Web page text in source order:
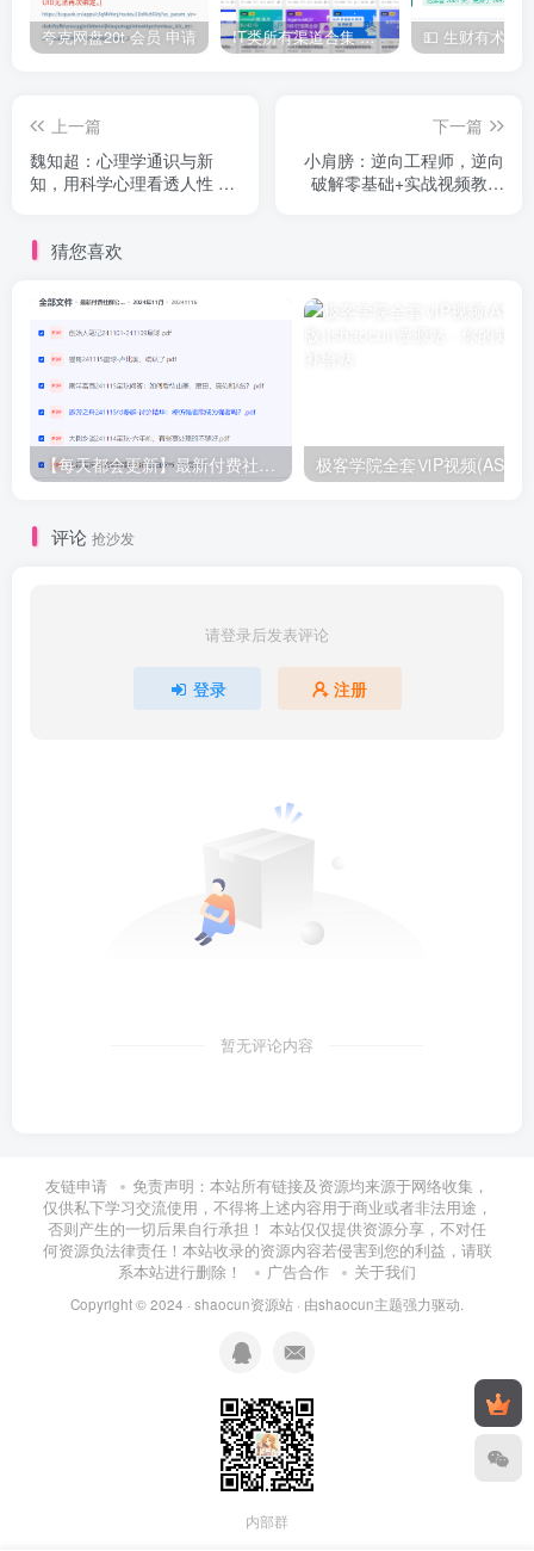
11hadoophadoop1_ev.mp4
1.2.110.2阶段一狂野大数据第二章狂野大数据2-
1.2.111.1阶段一狂野大数据第二章狂野大数据2-
111flinkflink1_ev.mp4
1.2.112.1阶段一狂野大数据第二章狂野大数据2-
112flinkflink1_ev.mp4
1.2.113.1阶段一狂野大数据第二章狂野大数据2-
1.2.114.1阶段一狂野大数据第二章狂野大数据2-
1.2.115.1阶段一狂野大数据第二章狂野大数据2-
115flinkflink1_ev.mp4
1.2.117.1阶段一狂野大数据第二章狂野大数据2-
1.2.118.1阶段一狂野大数据第二章狂野大数据2-
1.2.120.1阶段一狂野大数据第二章狂野大数据2-
120flinkflink1_ev.mp4
1.2.121.1阶段一狂野大数据第二章狂野大数据2-
1.2.122.1阶段一狂野大数据第二章狂野大数据2-
夸克网盘20t 会员 申请 IT类所有渠道合集 持续日更，目前近四千多条资源 年费用户微信私信获取权限
上一篇
魏知超：心理学通识与新
知，用科学心理看透人性 免
下一篇
小肩膀：逆向工程师，逆向
破解零基础+实战视频教程
猜您喜欢
【每天都会更新】最新付费社群公众号文章 极客学院全套ⅥP视频(AS版)
评论 抢沙发
请登录后发表评论
登录 注册
暂无评论内容
友链申请
免责声明：本站所有链接及资源均来源于网络收集，
仅供私下学习交流使用，不得将上述内容用于商业或者非法用途，
否则产生的一切后果自行承担！ 本站仅仅提供资源分享，不对任
何资源负法律责任！本站收录的资源内容若侵害到您的利益，请联
系本站进行删除！
广告合作 关于我们
Copyright © 2024 · shaocun资源站 · 由shaocun主题强力驱动.
内部群